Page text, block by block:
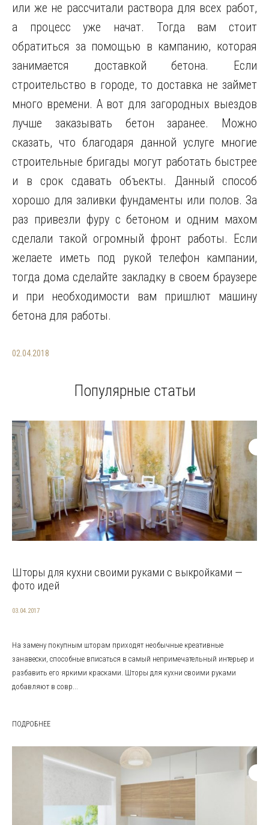
или же не рассчитали раствора для всех работ,
а процесс уже начат. Тогда вам стоит
обратиться за помощью в кампанию, которая
занимается доставкой бетона. Если
строительство в городе, то доставка не займет
много времени. А вот для загородных выездов
лучше заказывать бетон заранее. Можно
сказать, что благодаря данной услуге многие
строительные бригады могут работать быстрее
и в срок сдавать объекты. Данный способ
хорошо для заливки фундаменты или полов. За
раз привезли фуру с бетоном и одним махом
сделали такой огромный фронт работы. Если
желаете иметь под рукой телефон кампании,
тогда дома сделайте закладку в своем браузере
и при необходимости вам пришлют машину
бетона для работы.
02.04.2018
Популярные статьи
Шторы для кухни своими руками с выкройками —
фото идей
03.04.2017
На замену покупным шторам приходят необычные креативные
занавески, способные вписаться в самый непримечательный интерьер и
разбавить его яркими красками. Шторы для кухни своими руками
добавляют в совр...
ПОДРОБНЕЕ